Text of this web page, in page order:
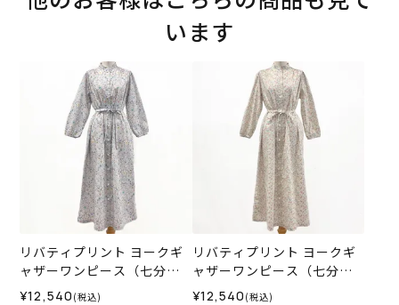
います
リバティプリント ヨークギ
ャザーワンピース（七分
袖）＜Mサイズ＞35M
¥12,540 (税込)
リバティプリント ヨークギ
ャザーワンピース（七分
袖）＜Mサイズ＞35H
¥12,540 (税込)